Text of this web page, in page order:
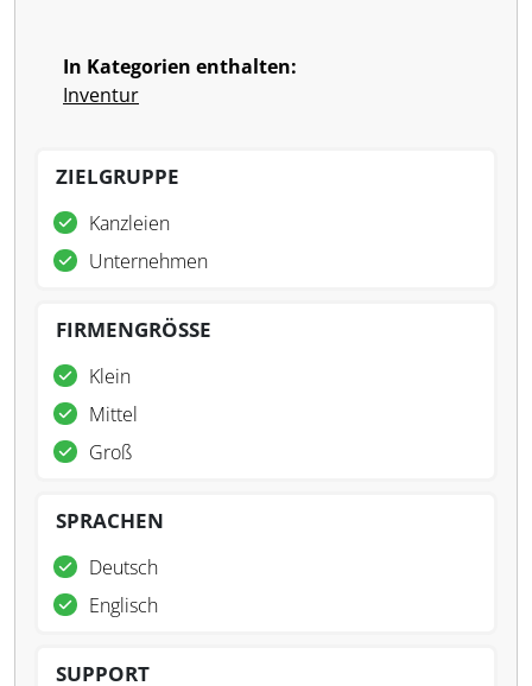
In Kategorien enthalten:
Inventur
ZIELGRUPPE
Kanzleien
Unternehmen
FIRMENGRÖSSE
Klein
Mittel
Groß
SPRACHEN
Deutsch
Englisch
SUPPORT